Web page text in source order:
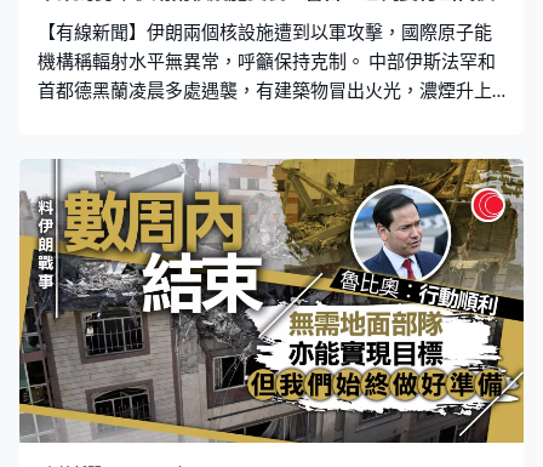
捕，活士亦曾於5年前發生嚴重車禍，導致腿部和腳踝多處
骨折，甚至一度考慮截肢，至近年受背部手術和跟腱斷裂
等傷患困擾。 聲稱是活士好友的美國總
【有線新聞】伊朗兩個核設施遭到以軍攻擊，國際原子能
機構稱輻射水平無異常，呼籲保持克制。 中部伊斯法罕和
首都德黑蘭凌晨多處遇襲，有建築物冒出火光，濃煙升上
不允許推進核武計劃。伊朗外長阿拉格齊指，今次攻擊與
美國延長外交斡旋期限的說法矛盾，警告以色列要付出沉
重代價。國際原子能機構已接獲伊朗通報核設施遇襲，輻
射水平無異常。